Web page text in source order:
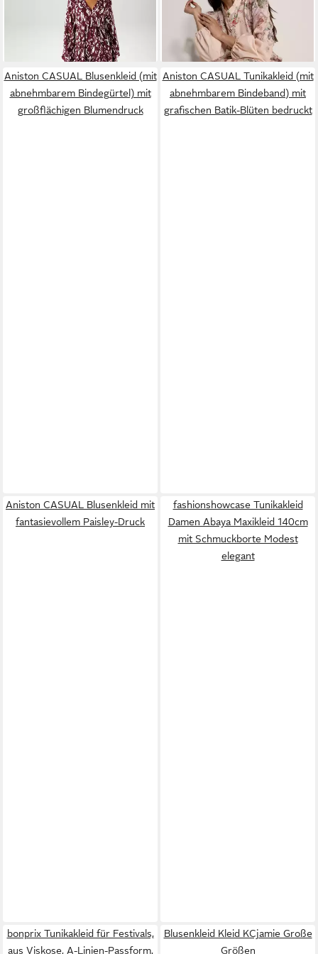
Zierknöpfen
Aniston CASUAL Blusenkleid (mit
abnehmbarem Bindegürtel) mit
großflächigen Blumendruck
Aniston CASUAL Tunikakleid (mit
abnehmbarem Bindeband) mit
grafischen Batik-Blüten bedruckt
Aniston CASUAL Blusenkleid mit
fantasievollem Paisley-Druck
fashionshowcase Tunikakleid
Damen Abaya Maxikleid 140cm
mit Schmuckborte Modest
elegant
bonprix Tunikakleid für Festivals,
aus Viskose, A-Linien-Passform,
Blusenkleid Kleid KCjamie Große
Größen